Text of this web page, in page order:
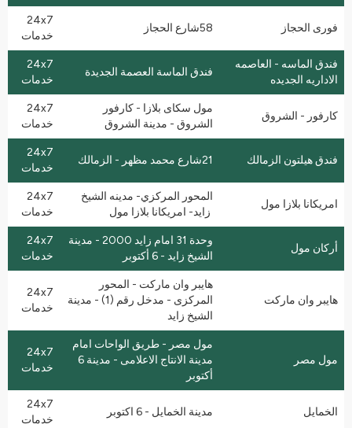
فورى الحجاز 58شارع الحجاز
24x7
خدمات
فندق الماسه - العاصمه
الاداريه الجديده
فندق الماسة العصمة الجديدة
24x7
خدمات
كارفور - الشروق
مول سكاى بلازا - كارفور
الشروق - مدينة الشروق
24x7
خدمات
فندق هيلتون الزمالك 21شارع محمد مظهر - الزمالك
24x7
خدمات
امريكانا بلازا مول
المحور المركزي- مدينه الشيخ
زايد- امريكانا بلازا مول
24x7
خدمات
أركان مول
وحدة 31 امام زايد 2000 - مدينة
الشيخ زايد - 6 أكتوبر
24x7
خدمات
هايبر وان ماركت
هايبر وان ماركت - المحور
المركزى - مدخل رقم (1) - مدينة
الشيخ زايد
24x7
خدمات
مول مصر
مول مصر - طريق الواحات امام
مدينة الانتاج الاعلامى - مدينة 6
أكتوبر
24x7
خدمات
الخمايل مدينة الخمايل - 6 اكتوبر
24x7
خدمات